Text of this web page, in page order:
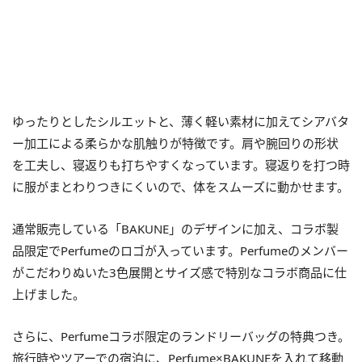
ゆったりとしたシルエットと、薄く軽い素材に加えてシアバタ
ー加工による柔らかな肌触りが特徴です。肩や腕回りの形状
を工夫し、寝返りも打ちやすくなっています。寝返りを打つ時
に服がまとわりつきにくいので、体をスムーズに動かせます。
通常販売している「BAKUNE」のデザインに加え、コラボ製
品限定でPerfumeのロゴが入っています。Perfumeのメンバー
がこだわりぬいた3色展開とサイズ感で特別なコラボ商品に仕
上げました。
さらに、Perfumeコラボ限定のランドリーバッグの特典つき。
旅行時やツアーでの宿泊に、Perfume×BAKUNEを入れて移動